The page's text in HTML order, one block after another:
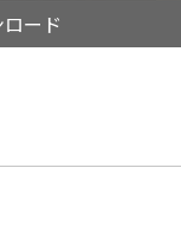
ード